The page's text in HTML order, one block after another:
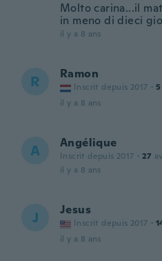
Molto carina...il
in meno di dieci
il y a 8 ans
R Ramon
Inscrit depuis 2017 · 5
il y a 8 ans
A Angélique
Inscrit depuis 2017 · 27
il y a 8 ans
J Jesus
Inscrit depuis 2017 ·
il y a 8 ans